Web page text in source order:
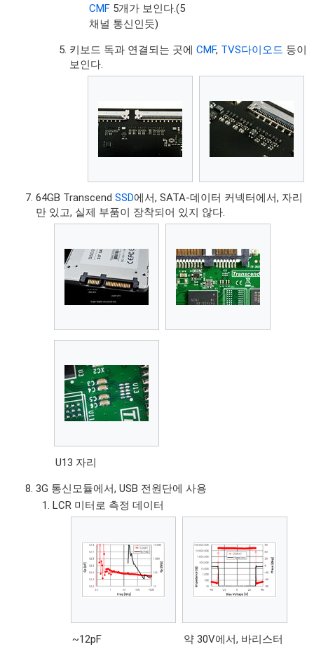
CMF 5개가 보인다.(5
채널 통신인듯)
키보드 독과 연결되는 곳에CMF, TVS다이오드 등이
보인다.
64GB TranscendSSD에서, SATA-데이터 커넥터에서, 자리
만 있고, 실제 부품이 장착되어 있지 않다.
U13 자리
3G 통신모듈에서, USB 전원단에 사용
LCR 미터로 측정 데이터
~12pF
약 30V에서, 바리스터